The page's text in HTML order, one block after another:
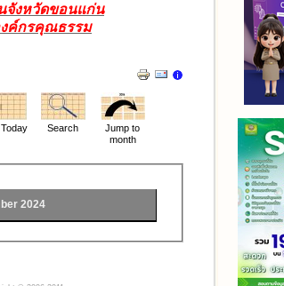
จังหวัดขอนแก่น
งค์กรคุณธรรม
Search
Jump to
month
2024